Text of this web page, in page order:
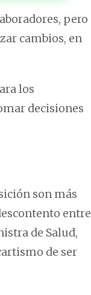
pero
cambios, en
los
decisiones
son más
entre
de Salud,
de ser